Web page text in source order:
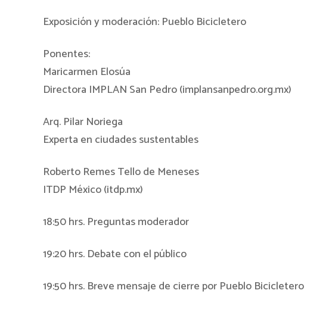
Exposición y moderación: Pueblo Bicicletero
Ponentes:
Maricarmen Elosúa
Directora IMPLAN San Pedro (implansanpedro.org.mx)
Arq. Pilar Noriega
Experta en ciudades sustentables
Roberto Remes Tello de Meneses
ITDP México (itdp.mx)
18:50 hrs. Preguntas moderador
19:20 hrs. Debate con el público
19:50 hrs. Breve mensaje de cierre por Pueblo Bicicletero